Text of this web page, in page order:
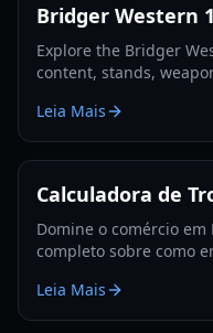
Bridger Western
Explore the Bridger
content, stands,
Leia Mais
Calculadora de
Domine o comércio
completo sobre como
informadas.
Leia Mais